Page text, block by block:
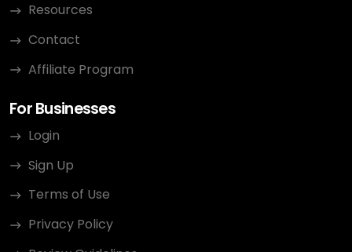
Resources
Contact
Affiliate Program
For Businesses
Login
Sign Up
Terms of Use
Privacy Policy